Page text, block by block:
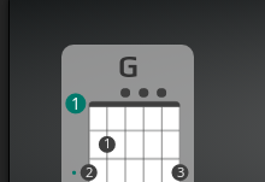
G
2
1
3
1